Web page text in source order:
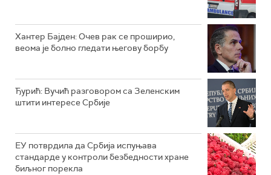
Хантер Бајден: Очев рак се проширио,
веома је болно гледати његову борбу
Ђурић: Вучић разговором са Зеленским
штити интересе Србије
ЕУ потврдила да Србија испуњава
стандарде у контроли безбедности хране
биљног порекла